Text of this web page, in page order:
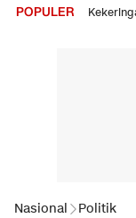
POPULER
Nasional Politik